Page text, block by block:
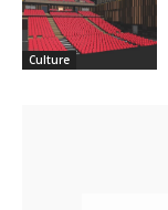
Culture